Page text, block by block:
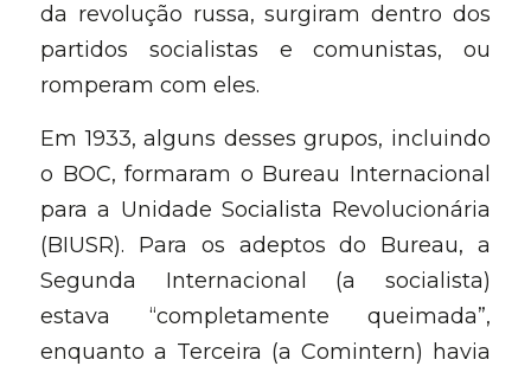
da revolução russa, surgiram dentro dos
partidos socialistas e comunistas, ou
romperam com eles.
Em 1933, alguns desses grupos, incluindo
o BOC, formaram o Bureau Internacional
para a Unidade Socialista Revolucionária
(BIUSR). Para os adeptos do Bureau, a
Segunda Internacional (a socialista)
estava “completamente queimada”,
enquanto a Terceira (a Comintern) havia